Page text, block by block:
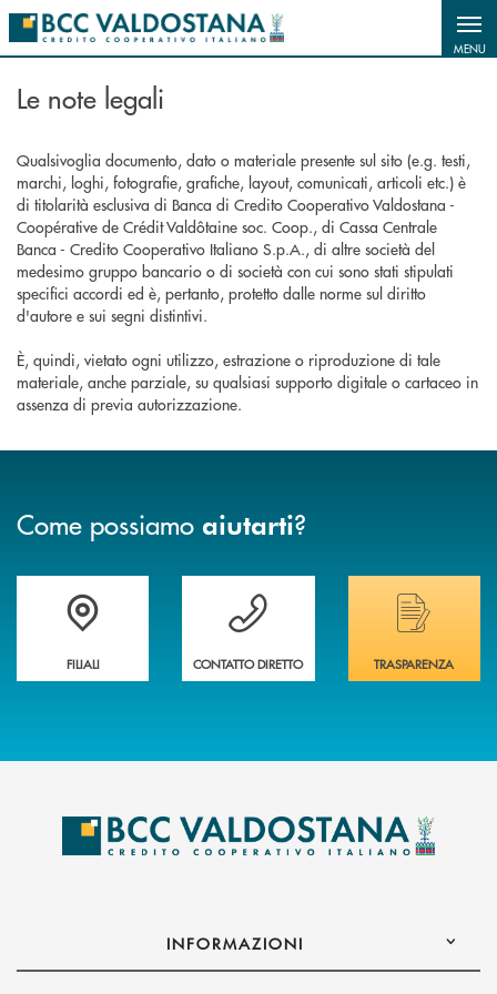
Salta al contenuto principale
MENU
Le note legali
Qualsivoglia documento, dato o materiale presente sul sito (e.g. testi,
marchi, loghi, fotografie, grafiche, layout, comunicati, articoli etc.) è
di titolarità esclusiva di Banca di Credito Cooperativo Valdostana -
Coopérative de Crédit Valdôtaine soc. Coop., di Cassa Centrale
Banca - Credito Cooperativo Italiano S.p.A., di altre società del
medesimo gruppo bancario o di società con cui sono stati stipulati
specifici accordi ed è, pertanto, protetto dalle norme sul diritto
d'autore e sui segni distintivi.
È, quindi, vietato ogni utilizzo, estrazione o riproduzione di tale
materiale, anche parziale, su qualsiasi supporto digitale o cartaceo in
assenza di previa autorizzazione.
Come possiamo aiutarti?
Trova la filiale più vicina a te
FILIALI
Hai bisogno di assistenza immediata ?
CONTATTO DIRETTO
Hai bisogno di
TRASPARENZA
INFORMAZIONI